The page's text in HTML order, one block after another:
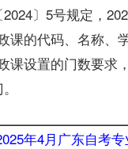
〕5号规定，
课的代码、名称、
课设置的门数要求
年4月广东自考